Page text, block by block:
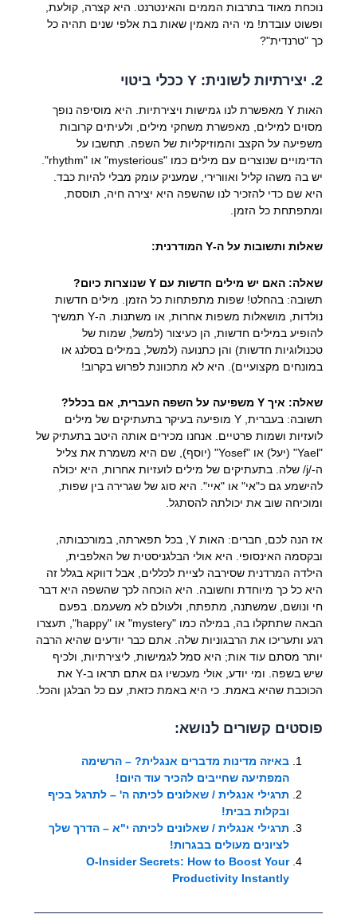
נוכחת מאוד בתרבות הממים והאינטרנט. היא קצרה, קולעת,
ופשוט עובדת! מי היה מאמין שאות בת אלפי שנים תהיה כל
כך "טרנדית"?
2. יצירתיות לשונית: Y ככלי ביטוי
האות Y מאפשרת לנו גמישות ויצירתיות. היא מוסיפה נופך
מסוים למילים, מאפשרת משחקי מילים, ולעיתים קרובות
משפיעה על הקצב והמוזיקליות של השפה. תחשבו על
הדימויים שנוצרים עם מילים כמו "mysterious" או "rhythm".
יש בה משהו קליל ואוורירי, שמעניק עומק מבלי להיות כבד.
היא שם כדי להזכיר לנו שהשפה היא יצירה חיה, תוססת,
ומתפתחת כל הזמן.
שאלות ותשובות על ה-Y המודרנית:
שאלה: האם יש מילים חדשות עם Y שנוצרות כיום?
תשובה: בהחלט! שפות מתפתחות כל הזמן. מילים חדשות
נולדות, מושאלות משפות אחרות, או משתנות. ה-Y תמשיך
להופיע במילים חדשות, הן כעיצור (למשל, שמות של
טכנולוגיות חדשות) והן כתנועה (למשל, במילים בסלנג או
במונחים מקצועיים). היא לא מתכוונת לפרוש בקרוב!
שאלה: איך Y משפיעה על השפה העברית, אם בכלל?
תשובה: בעברית, Y מופיעה בעיקר בתעתיקים של מילים
לועזיות ושמות פרטיים. אנחנו מכירים אותה היטב בתעתיק של
"Yael" (יעל) או "Yosef" (יוסף), שם היא משמרת את צליל
ה-/j/ שלה. בתעתיקים של מילים לועזיות אחרות, היא יכולה
להישמע גם כ"אי" או "איי". היא סוג של שגרירה בין שפות,
ומוכיחה שוב את יכולתה להסתגל.
אז הנה לכם, חברים: האות Y, בכל תפארתה, במורכבותה,
ובקסמה האינסופי. היא אולי הבלגניסטית של האלפבית,
הילדה המרדנית שסירבה לציית לכללים, אבל דווקא בגלל זה
היא כל כך מיוחדת וחשובה. היא הוכחה לכך שהשפה היא דבר
חי ונושם, שמשתנה, מתפתח, ולעולם לא משעמם. בפעם
הבאה שתתקלו בה, במילה כמו "mystery" או "happy", תעצרו
רגע ותעריכו את הרבגוניות שלה. אתם כבר יודעים שהיא הרבה
יותר מסתם עוד אות; היא סמל לגמישות, ליצירתיות, ולכיף
שיש בשפה. ומי יודע, אולי מעכשיו גם אתם תראו ב-Y את
הכוכבת שהיא באמת. כי היא באמת כזאת, עם כל הבלגן והכל.
פוסטים קשורים לנושא:
באיזה מדינות מדברים אנגלית? – הרשימה
המפתיעה שחייבים להכיר עוד היום!
תרגילי אנגלית / שאלונים לכיתה ה' – לתרגל בכיף
ובקלות בבית!
תרגילי אנגלית / שאלונים לכיתה י"א – הדרך שלך
לציונים מעולים בבגרות!
O-Insider Secrets: How to Boost Your
Productivity Instantly